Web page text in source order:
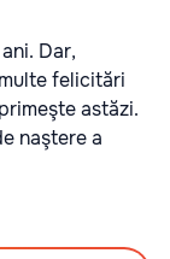
Dar,
felicitări
astăzi.
naştere a